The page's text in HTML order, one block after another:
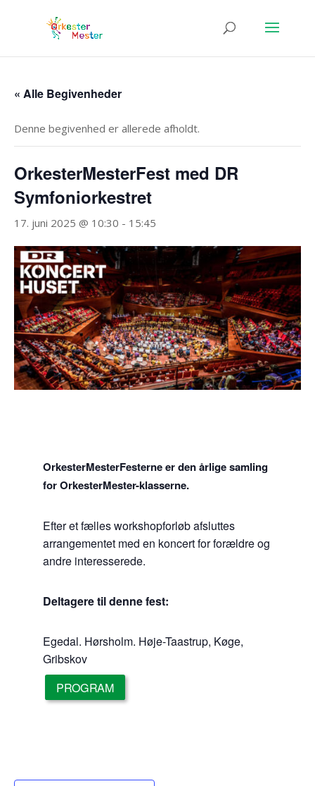
« Alle Begivenheder
Denne begivenhed er allerede afholdt.
OrkesterMesterFest med DR
Symfoniorkestret
17. juni 2025 @ 10:30 - 15:45
OrkesterMesterFesterne er den årlige samling
for OrkesterMester-klasserne.
Efter et fælles workshopforløb afsluttes
arrangementet med en koncert for forældre og
andre interesserede.
Deltagere til denne fest:
Egedal. Hørsholm. Høje-Taastrup, Køge,
Gribskov
PROGRAM